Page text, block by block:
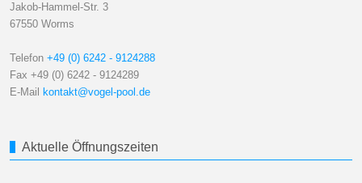
Jakob-Hammel-Str. 3
67550 Worms
Telefon +49 (0) 6242 - 9124288
Fax +49 (0) 6242 - 9124289
E-Mail
kontakt@vogel-pool.de
Aktuelle Öffnungszeiten